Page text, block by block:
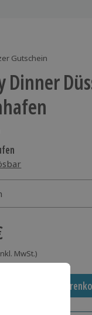
Gutschein
Dinner
MwSt.)
In den